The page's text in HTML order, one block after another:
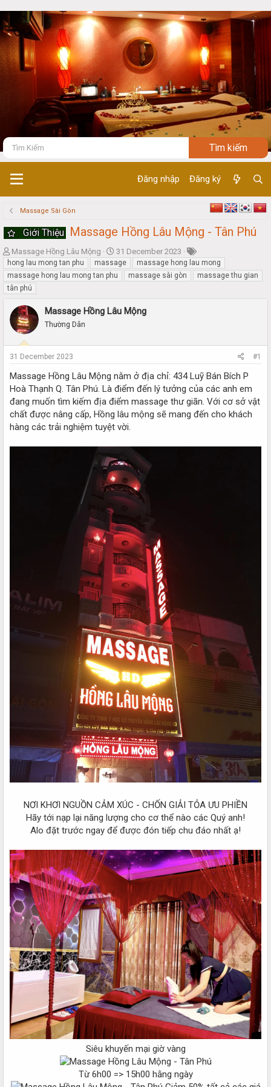
Đăng nhập Đăng ký
Massage Sài Gòn
Giới Thiệu Massage Hồng Lâu Mộng - Tân Phú
T
h
r
e
a
s
t
t
e
r
Massage Hồng Lâu Mộng
S
t
a
r
d
a
31 December 2023
hong lau mong tan phu massage
massage hong lau mong
massage hong lau mong tan phu
massage sài gòn
massage thu gian
tân phú
Massage Hồng Lâu Mộng
Thường Dân
31 December 2023 #1
Massage Hồng Lâu Mộng nằm ở địa chỉ: 434 Luỹ Bán Bích P
Hoà Thạnh Q. Tân Phú. Là điểm đến lý tưởng của các anh em
đang muốn tìm kiếm địa điểm massage thư giãn. Với cơ sở vật
chất được nâng cấp, Hồng lâu mộng sẽ mang đến cho khách
hàng các trải nghiệm tuyệt vời.
NƠI KHƠI NGUỒN CẢM XÚC - CHỐN GIẢI TỎA ƯU PHIỀN
Hãy tới nạp lại năng lượng cho cơ thể nào các Quý anh!
Alo đặt trước ngay để được đón tiếp chu đáo nhất ạ!
Siêu khuyến mại giờ vàng
Từ 6h00 => 15h00 hằng ngày